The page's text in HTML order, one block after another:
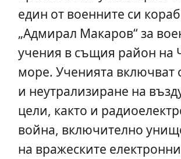
един от военните си
„Адмирал Макаров“ за
учения в същия район на
море. Ученията включват
и неутрализиране на
цели, както и
война, включително
на вражеските електронни